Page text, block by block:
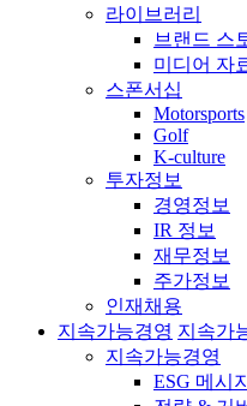
라이브러리
브랜드 스
미디어 자
스폰서십
Motorsports
Golf
K-culture
투자정보
경영정보
IR 정보
재무정보
주가정보
인재채용
지속가능경영 지속가
지속가능경영
ESG 메시지